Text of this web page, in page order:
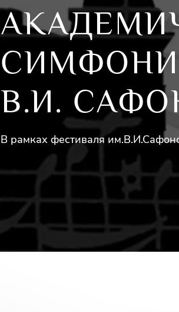
В.И.
В рамках фестиваля